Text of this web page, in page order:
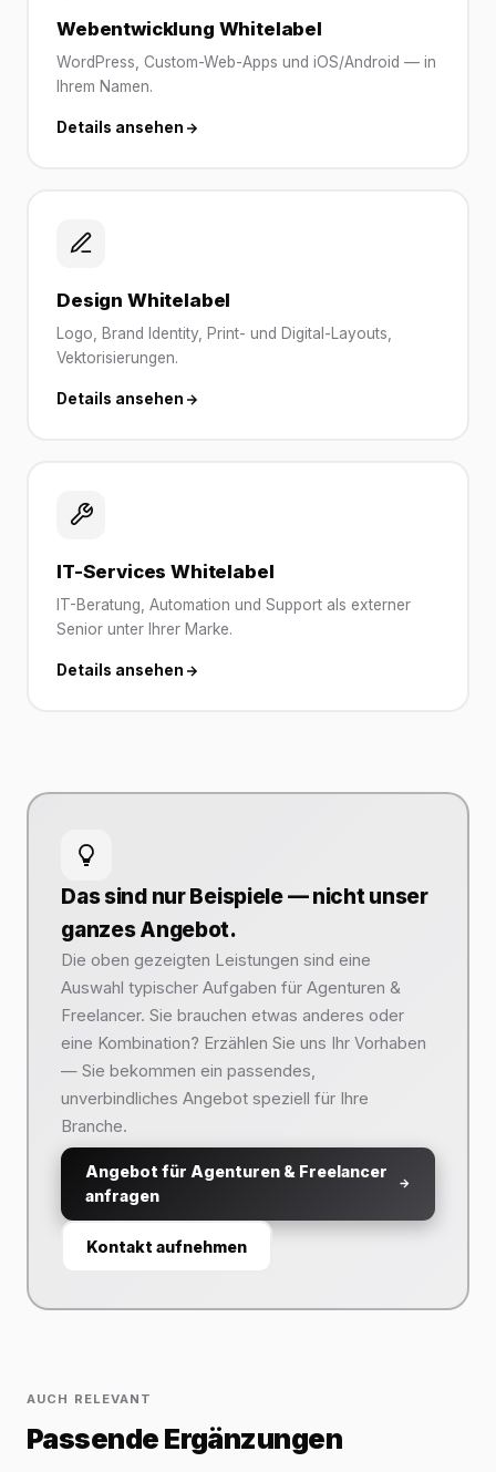
Webentwicklung Whitelabel
WordPress, Custom-Web-Apps und iOS/Android — in
Ihrem Namen.
Details ansehen
Design Whitelabel
Logo, Brand Identity, Print- und Digital-Layouts,
Vektorisierungen.
Details ansehen
IT-Services Whitelabel
IT-Beratung, Automation und Support als externer
Senior unter Ihrer Marke.
Details ansehen
Das sind nur Beispiele — nicht unser
ganzes Angebot.
Die oben gezeigten Leistungen sind eine
Auswahl typischer Aufgaben für Agenturen &
Freelancer. Sie brauchen etwas anderes oder
eine Kombination? Erzählen Sie uns Ihr Vorhaben
— Sie bekommen ein passendes,
unverbindliches Angebot speziell für Ihre
Branche.
Angebot für Agenturen & Freelancer
anfragen
Kontakt aufnehmen
AUCH RELEVANT
Passende Ergänzungen